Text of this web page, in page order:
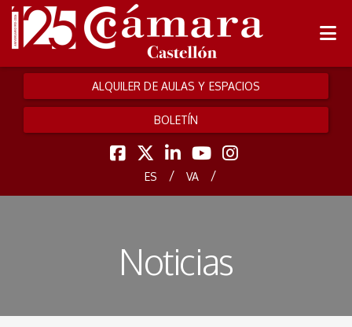
ALQUILER DE AULAS Y ESPACIOS
BOLETÍN
ES / VA /
Noticias